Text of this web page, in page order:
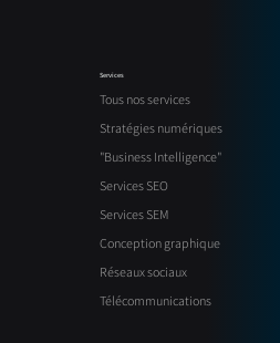
Services
Tous nos services
Stratégies numériques
"Business Intelligence"
Services SEO
Services SEM
Conception graphique
Réseaux sociaux
Télécommunications